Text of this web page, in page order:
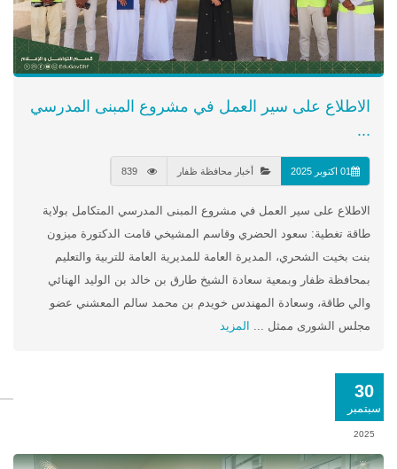
الاطلاع على سير العمل في مشروع المبنى المدرسي
...
01 اكتوبر 2025 أخبار محافظة ظفار
الاطلاع على سير العمل في مشروع المبنى المدرسي المتكامل بولاية
طاقة تغطية: سعود الحضري وقاسم المشيخي قامت الدكتورة ميزون
بنت بخيت الشحري، المديرة العامة للمديرية العامة للتربية والتعليم
بمحافظة ظفار وبمعية سعادة الشيخ طارق بن خالد بن الوليد الهنائي
والي طاقة، وسعادة المهندس خويدم بن محمد سالم المعشني عضو
مجلس الشورى ممثل ...
المزيد
30
سبتمبر
2025